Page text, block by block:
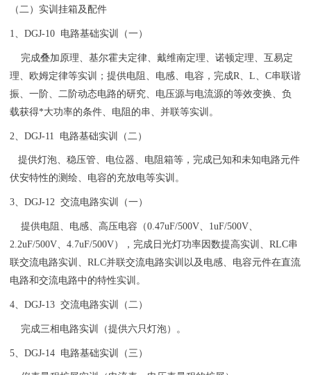
（二）实训挂箱及配件
1、DGJ-10 电路基础实训（一）
完成叠加原理、基尔霍夫定律、戴维南定理、诺顿定理、互易定
理、欧姆定律等实训；提供电阻、电感、电容，完成R、L、C串联谐
振、一阶、二阶动态电路的研究、电压源与电流源的等效变换、负
载获得*大功率的条件、电阻的串、并联等实训。
2、DGJ-11 电路基础实训（二）
提供灯泡、稳压管、电位器、电阻箱等，完成已知和未知电路元件
伏安特性的测绘、电容的充放电等实训。
3、DGJ-12 交流电路实训（一）
提供电阻、电感、高压电容（0.47uF/500V、1uF/500V、
2.2uF/500V、4.7uF/500V），完成日光灯功率因数提高实训、RLC串
联交流电路实训、RLC并联交流电路实训以及电感、电容元件在直流
电路和交流电路中的特性实训。
4、DGJ-13 交流电路实训（二）
完成三相电路实训（提供六只灯泡）。
5、DGJ-14 电路基础实训（三）